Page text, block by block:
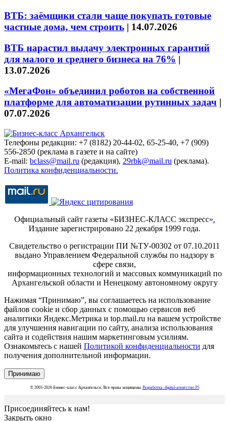
ВТБ: заёмщики стали чаще покупать готовые
частные дома, чем строить | 14.07.2026
ВТБ нарастил выдачу электронных гарантий
для малого и среднего бизнеса на 76% |
13.07.2026
«МегаФон» объединил роботов на собственной
платформе для автоматизации рутинных задач |
07.07.2026
Телефоны редакции: +7 (8182) 20-44-02, 65-25-40, +7 (909)
556-2850 (реклама в газете и на сайте)
E-mail: bclass@mail.ru (редакция), 29rbk@mail.ru (реклама).
Политика конфиденциальности.
Официальный сайт газеты «БИЗНЕС-КЛАСС экспресс».
Издание зарегистрировано 22 декабря 1999 года.
Свидетельство о регистрации ПИ №ТУ-00302 от 07.10.2011
выдано Управлением Федеральной службы по надзору в
сфере связи,
информационных технологий и массовых коммуникаций по
Архангельской области и Ненецкому автономному округу
Нажимая “Принимаю”, вы соглашаетесь на использование
файлов cookie и сбор данных с помощью сервисов веб
аналитики Яндекс.Метрика и top.mail.ru на вашем устройстве
для улучшения навигации по сайту, анализа использования
сайта и содействия нашим маркетинговым усилиям.
Ознакомьтесь с нашей Политикой конфиденциальности для
получения дополнительной информации.
Принимаю
© 2003-2026 Бизнес-класс Архангельск. Все права защищены. Разработка: digital-агентство F5
Присоединяйтесь к нам!
Закрыть окно